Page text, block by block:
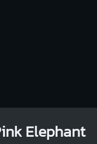
Elephant